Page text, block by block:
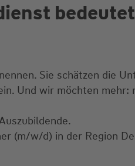
Sie schätzen die
Und wir möchten
(m/w/d) in der Region